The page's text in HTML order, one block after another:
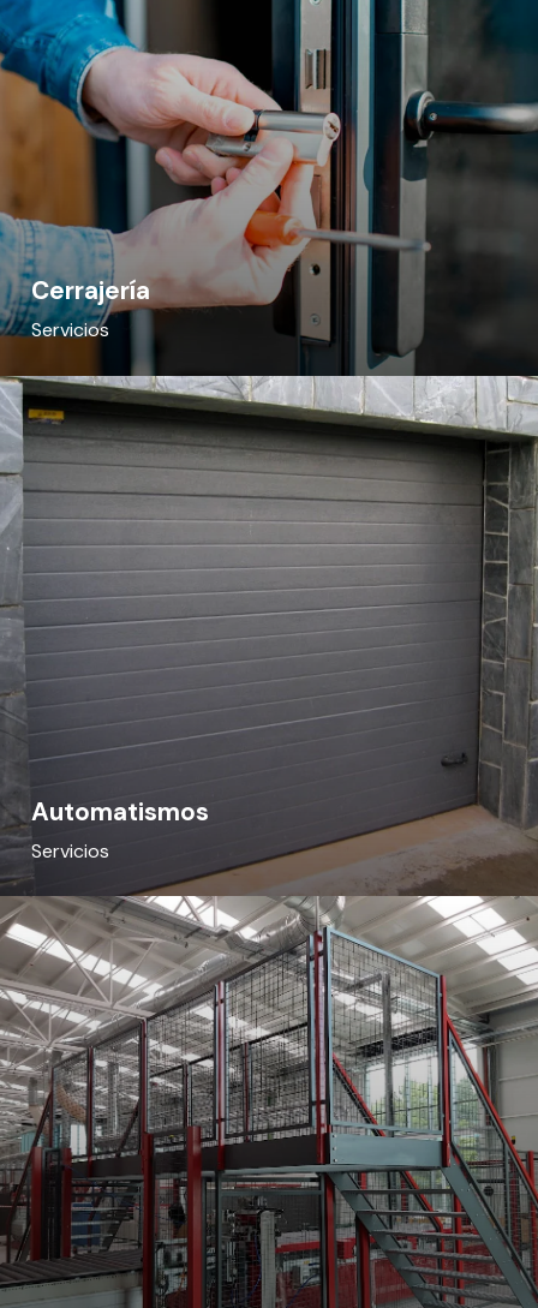
Cerrajería
Servicios
Automatismos
Servicios